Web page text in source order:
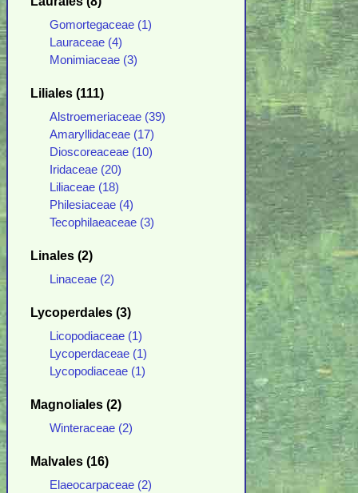
Gomortegaceae (1)
Lauraceae (4)
Monimiaceae (3)
Liliales (111)
Alstroemeriaceae (39)
Amaryllidaceae (17)
Dioscoreaceae (10)
Iridaceae (20)
Liliaceae (18)
Philesiaceae (4)
Tecophilaeaceae (3)
Linales (2)
Linaceae (2)
Lycoperdales (3)
Licopodiaceae (1)
Lycoperdaceae (1)
Lycopodiaceae (1)
Magnoliales (2)
Winteraceae (2)
Malvales (16)
Elaeocarpaceae (2)